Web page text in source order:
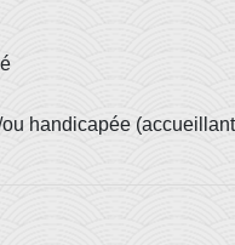
handicapée